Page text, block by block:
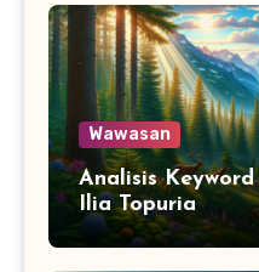
Wawasan
Analisis
Ilia Topuria